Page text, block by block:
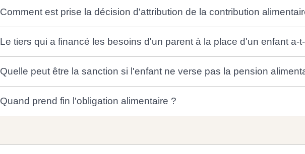
Comment est prise la décision d'attribution de la contribution
Le tiers qui a financé les besoins d'un parent à la place d'un enfant a-
Quelle peut être la sanction si l'enfant ne verse pas la pension
Quand prend fin l'obligation alimentaire ?